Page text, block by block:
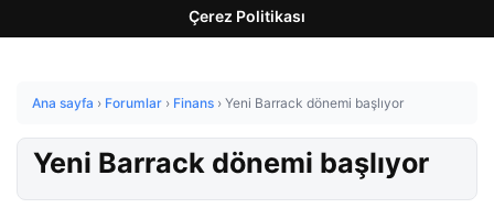
Çerez Politikası
Ana sayfa › Forumlar › Finans › Yeni Barrack dönemi başlıyor
Yeni Barrack dönemi başlıyor